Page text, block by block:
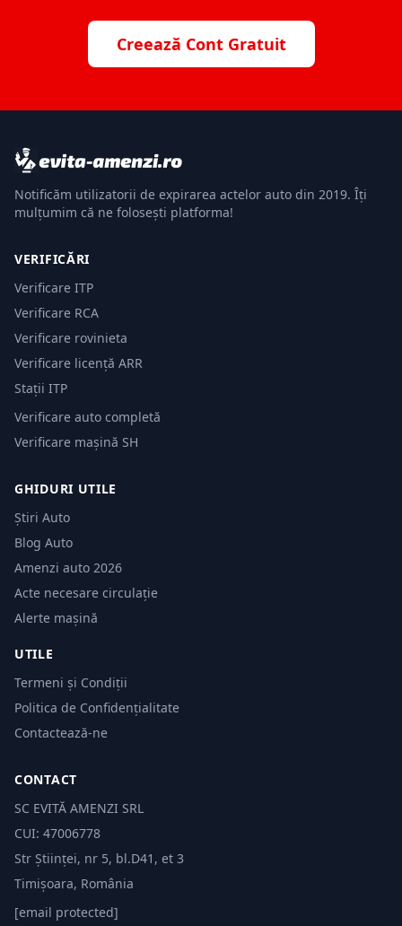
Creează Cont Gratuit
Notificăm utilizatorii de expirarea actelor auto din 2019. Îți
mulțumim că ne folosești platforma!
VERIFICĂRI
Verificare ITP
Verificare RCA
Verificare rovinieta
Verificare licență ARR
Stații ITP
Verificare auto completă
Verificare mașină SH
GHIDURI UTILE
Știri Auto
Blog Auto
Amenzi auto 2026
Acte necesare circulație
Alerte mașină
UTILE
Termeni și Condiții
Politica de Confidențialitate
Contactează-ne
CONTACT
SC EVITĂ AMENZI SRL
CUI: 47006778
Str Științei, nr 5, bl.D41, et 3
Timișoara, România
[email protected]